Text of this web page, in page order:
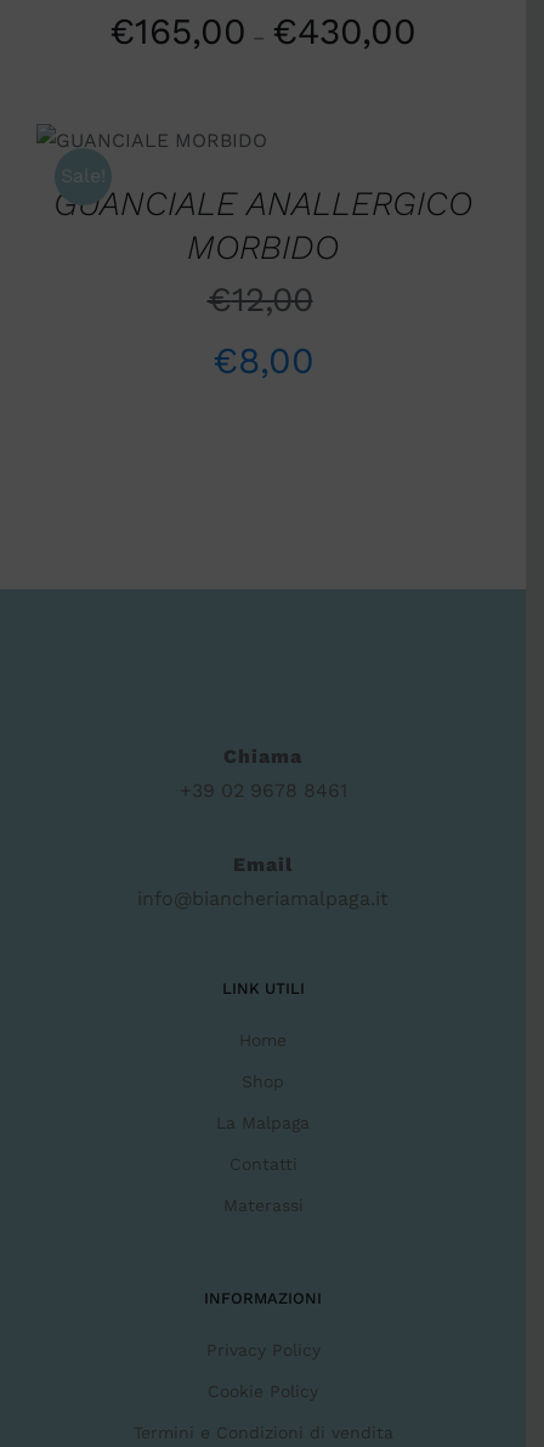
€165,00 – €430,00
Sale!
CARRELLO
/
DETTAGLI
GUANCIALE ANALLERGICO
MORBIDO
€12,00
€8,00
Chiama
+39 02 9678 8461
Email
info@biancheriamalpaga.it
LINK UTILI
Home
Shop
La Malpaga
Contatti
Materassi
INFORMAZIONI
Privacy Policy
Cookie Policy
Termini e Condizioni di vendita